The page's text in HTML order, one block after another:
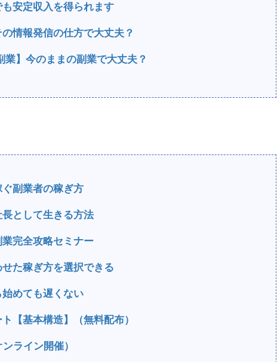
も安定収入を得られます
の情報発信の仕方で大丈夫？
業】今のままの副業で大丈夫？
副業者の稼ぎ方
として生きる方法
完全攻略セミナー
た稼ぎ方を選択できる
めても遅くない
【基本構造】（無料配布）
ライン開催）